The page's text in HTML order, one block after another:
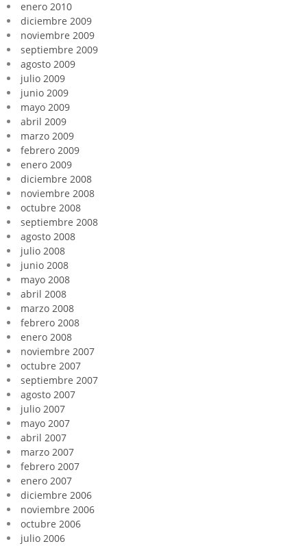
enero 2010
diciembre 2009
noviembre 2009
septiembre 2009
agosto 2009
julio 2009
junio 2009
mayo 2009
abril 2009
marzo 2009
febrero 2009
enero 2009
diciembre 2008
noviembre 2008
octubre 2008
septiembre 2008
agosto 2008
julio 2008
junio 2008
mayo 2008
abril 2008
marzo 2008
febrero 2008
enero 2008
noviembre 2007
octubre 2007
septiembre 2007
agosto 2007
julio 2007
mayo 2007
abril 2007
marzo 2007
febrero 2007
enero 2007
diciembre 2006
noviembre 2006
octubre 2006
julio 2006